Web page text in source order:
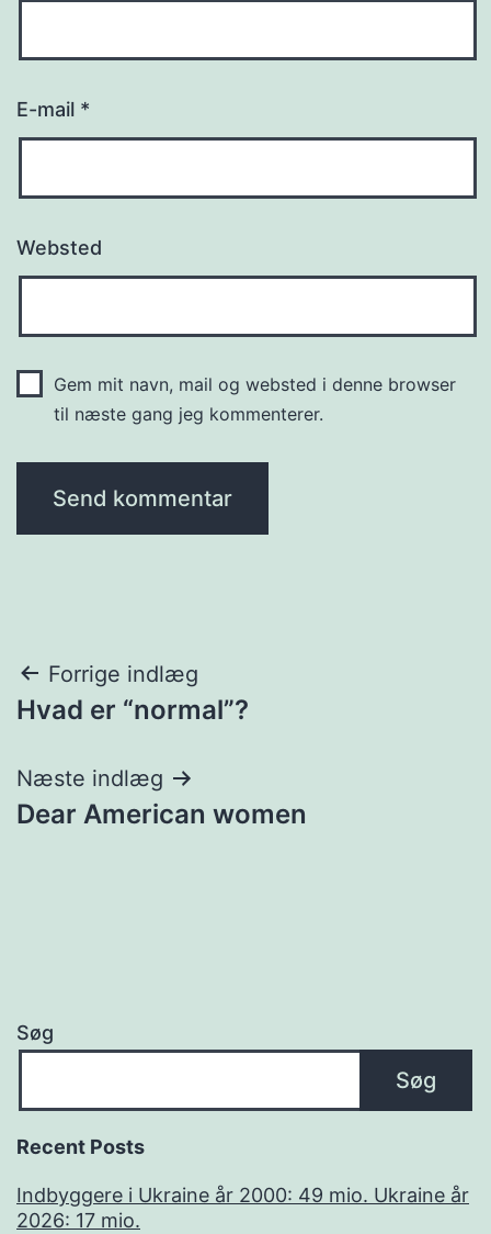
E-mail *
Websted
Gem mit navn, mail og websted i denne browser
til næste gang jeg kommenterer.
Indlægsnavigation
Forrige indlæg
Hvad er “normal”?
Næste indlæg
Dear American women
Søg
Søg
Recent Posts
Indbyggere i Ukraine år 2000: 49 mio. Ukraine år
2026: 17 mio.